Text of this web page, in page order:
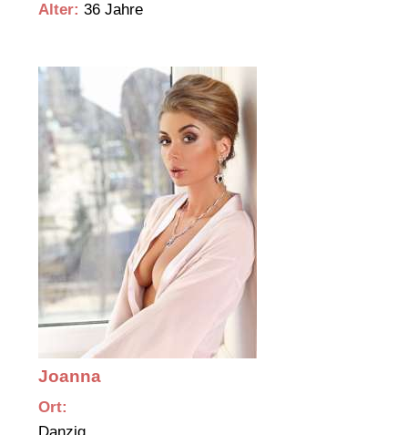
Alter: 36 Jahre
Joanna
Ort: